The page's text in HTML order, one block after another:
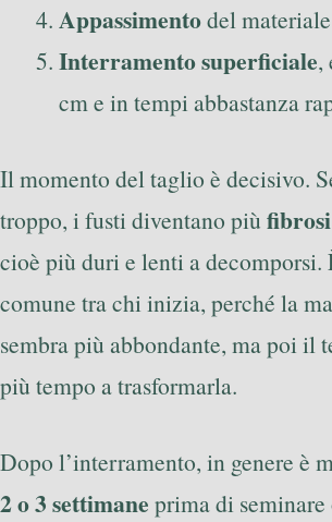
Appassimentodel
Interramento superficiale,
cm e in tempi abbastanza
Il momento del taglio è decisivo.
troppo, i fusti diventano più
cioè più duri e lenti a decomporsi.
comune tra chi inizia, perché la
sembra più abbondante, ma poi il
più tempo a trasformarla.
Dopo l’interramento, in genere è
2 o 3 settimane prima di